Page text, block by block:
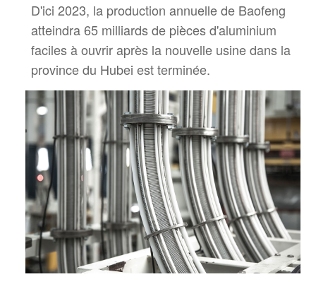
D'ici 2023, la production annuelle de Baofeng
atteindra 65 milliards de pièces d'aluminium
faciles à ouvrir après la nouvelle usine dans la
province du Hubei est terminée.